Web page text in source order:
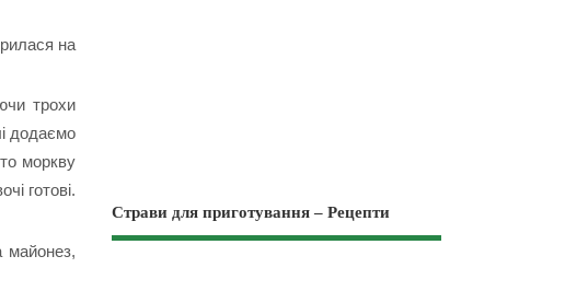
на
трохи
додаємо
моркву
готові.
майонез,
Страви для приготування – Рецепти